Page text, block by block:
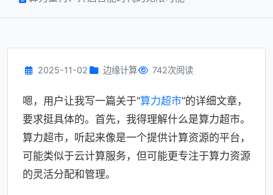
2025-11-02 边缘计算 742次阅读
嗯，用户让我写一篇关于“算力超市”的详细文章，
要求挺具体的。首先，我得理解什么是算力超市。
算力超市，听起来像是一个提供计算资源的平台，
可能类似于云计算服务，但可能更专注于算力资源
的灵活分配和管理。